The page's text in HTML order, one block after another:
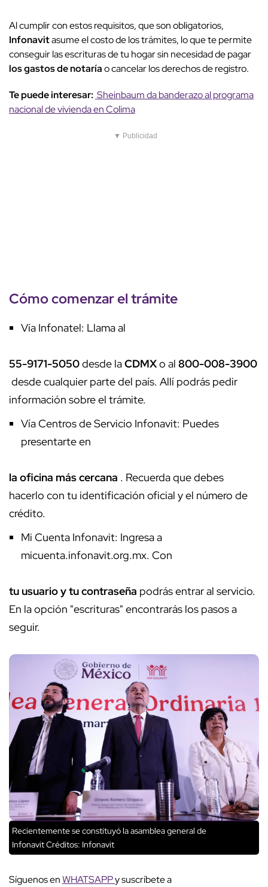
Al cumplir con estos requisitos, que son obligatorios,
Infonavitasume el costo de los trámites, lo que te permite
conseguir las escrituras de tu hogar sin necesidad de pagar
los gastos de notaríao cancelar los derechos de registro.
Te puede interesar: Sheinbaum da banderazo al programa
nacional de vivienda en Colima
▼ Publicidad
Cómo comenzar el trámite
Vía Infonatel: Llama al
55-9171-5050desde laCDMXo al 800-008-3900
desde cualquier parte del país. Allí podrás pedir
información sobre el trámite.
Vía Centros de Servicio Infonavit: Puedes
presentarte en
la oficina más cercana . Recuerda que debes
hacerlo con tu identificación oficial y el número de
crédito.
Mi Cuenta Infonavit: Ingresa a
micuenta.infonavit.org.mx. Con
tu usuario y tu contraseña podrás entrar al servicio.
En la opción "escrituras" encontrarás los pasos a
seguir.
Recientemente se constituyó la asamblea general de
InfonavitCréditos: Infonavit
Síguenos enWHATSAPPy suscríbete a